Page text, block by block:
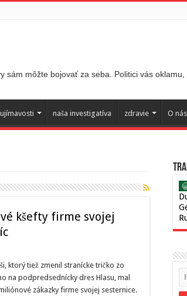
môžte bojovať za seba. Politici vás
naša investigatíva zdravie O nás
kšefty firme svojej
ktorý tiež zmenil stranícke tričko zo
na podpredsednícky dres Hlasu, mal
zákazky firme svojej sesternice.